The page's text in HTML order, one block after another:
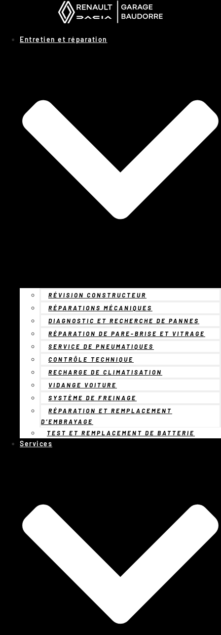
Panneau de gestion des cookies
Entretien et réparation
RÉVISION CONSTRUCTEUR
RÉPARATIONS MÉCANIQUES
DIAGNOSTIC ET RECHERCHE DE PANNES
RÉPARATION DE PARE-BRISE ET VITRAGE
SERVICE DE PNEUMATIQUES
CONTRÔLE TECHNIQUE
RECHARGE DE CLIMATISATION
VIDANGE VOITURE
SYSTÈME DE FREINAGE
RÉPARATION ET REMPLACEMENT
D’EMBRAYAGE
TEST ET REMPLACEMENT DE BATTERIE
Services